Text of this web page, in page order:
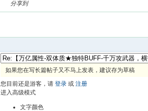
分享到
如果您在写长篇帖子又不马上发表，建议存为草稿
您目前还是游客，请 登录 或 注册
进入高级模式
文字颜色